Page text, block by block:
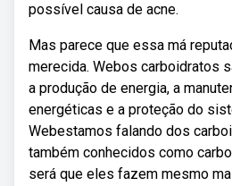
possível causa de acne.
Mas parece que essa má
merecida. Webos carboidratos
a produção de energia, a
energéticas e a proteção do
Webestamos falando dos
também conhecidos como
será que eles fazem mesmo